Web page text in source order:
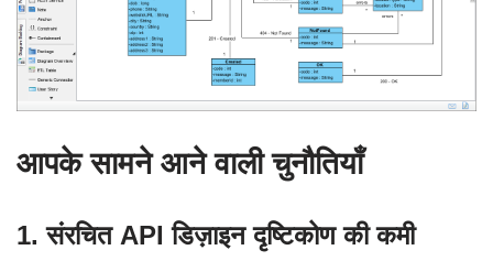
आपके सामने आने वाली चुनौतियाँ
1. संरचित API डिज़ाइन दृष्टिकोण की कमी